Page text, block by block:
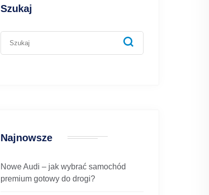
Szukaj
Najnowsze
Nowe Audi – jak wybrać samochód
premium gotowy do drogi?